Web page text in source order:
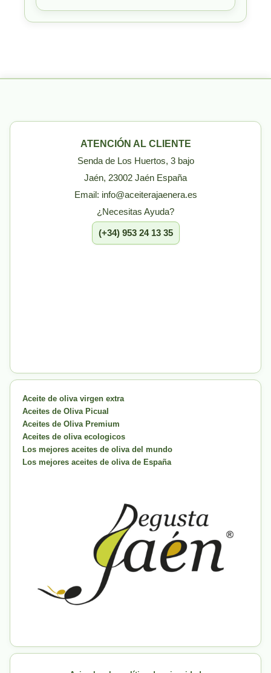
ATENCIÓN AL CLIENTE
Senda de Los Huertos, 3 bajo
Jaén, 23002 Jaén España
Email: info@aceiterajaenera.es
¿Necesitas Ayuda?
(+34) 953 24 13 35
Aceite de oliva virgen extra
Aceites de Oliva Picual
Aceites de Oliva Premium
Aceites de oliva ecologicos
Los mejores aceites de oliva del mundo
Los mejores aceites de oliva de España